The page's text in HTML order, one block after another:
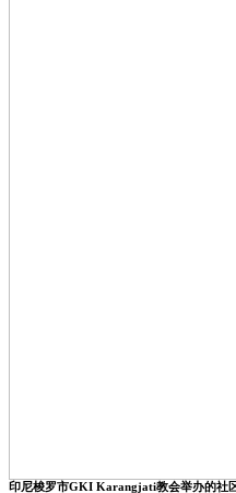
印尼梭罗市GKI Karangjati教会举办的社